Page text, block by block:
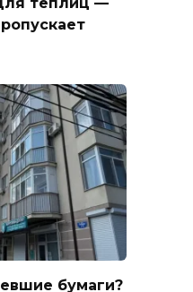
бумаги?